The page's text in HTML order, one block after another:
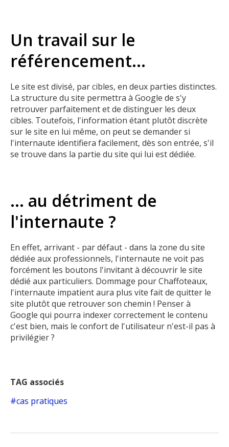
Un travail sur le
référencement...
Le site est divisé, par cibles, en deux parties distinctes.
La structure du site permettra à Google de s'y
retrouver parfaitement et de distinguer les deux
cibles. Toutefois, l'information étant plutôt discrète
sur le site en lui même, on peut se demander si
l'internaute identifiera facilement, dès son entrée, s'il
se trouve dans la partie du site qui lui est dédiée.
... au détriment de
l'internaute ?
En effet, arrivant - par défaut - dans la zone du site
dédiée aux professionnels, l'internaute ne voit pas
forcément les boutons l'invitant à découvrir le site
dédié aux particuliers. Dommage pour Chaffoteaux,
l'internaute impatient aura plus vite fait de quitter le
site plutôt que retrouver son chemin ! Penser à
Google qui pourra indexer correctement le contenu
c'est bien, mais le confort de l'utilisateur n'est-il pas à
privilégier ?
TAG associés
cas pratiques